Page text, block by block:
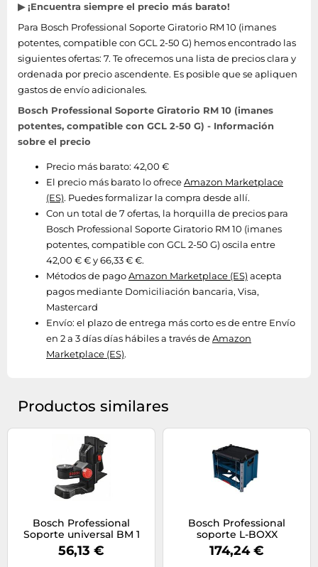
▶ ¡Encuentra siempre el precio más barato!
Para Bosch Professional Soporte Giratorio RM 10 (imanes
potentes, compatible con GCL 2-50 G) hemos encontrado las
siguientes ofertas: 7. Te ofrecemos una lista de precios clara y
ordenada por precio ascendente. Es posible que se apliquen
gastos de envío adicionales.
Bosch Professional Soporte Giratorio RM 10 (imanes
potentes, compatible con GCL 2-50 G) - Información
sobre el precio
Precio más barato: 42,00 €
El precio más barato lo ofreceAmazon Marketplace
(ES). Puedes formalizar la compra desde allí.
Con un total de 7 ofertas, la horquilla de precios para
Bosch Professional Soporte Giratorio RM 10 (imanes
potentes, compatible con GCL 2-50 G) oscila entre
42,00 € € y 66,33 € €.
Métodos de pagoAmazon Marketplace (ES) acepta
pagos mediante Domiciliación bancaria, Visa,
Mastercard
Envío: el plazo de entrega más corto es de entre Envío
en 2 a 3 días días hábiles a través deAmazon
Marketplace (ES).
Productos similares
Bosch Professional
Soporte universal BM 1
(para láseres de líneas)
56,13 €
Bosch Professional
soporte L-BOXX
Contractor 2
174,24 €